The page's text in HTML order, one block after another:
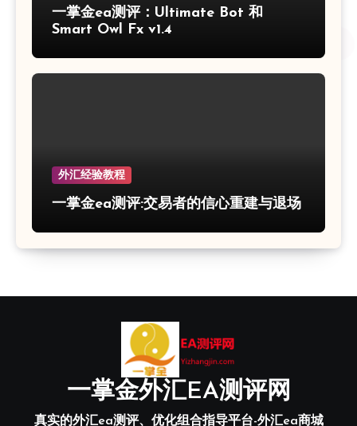
一掌金ea测评：Ultimate Bot 和
Smart Owl Fx v1.4
外汇经验教程
一掌金ea测评:交易者的信心重建与退场
一掌金外汇EA测评网
真实的外汇ea测评、优化组合指导平台-外汇ea商城